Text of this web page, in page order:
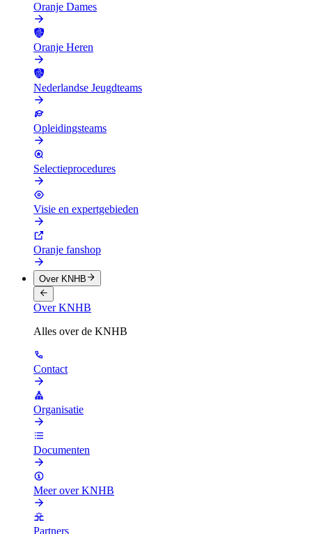
Oranje Dames
Oranje Heren
Nederlandse Jeugdteams
Opleidingsteams
Selectieprocedures
Visie en expertgebieden
Oranje fanshop
Over KNHB
Over KNHB
Alles over de KNHB
Contact
Organisatie
Documenten
Meer over KNHB
Partners